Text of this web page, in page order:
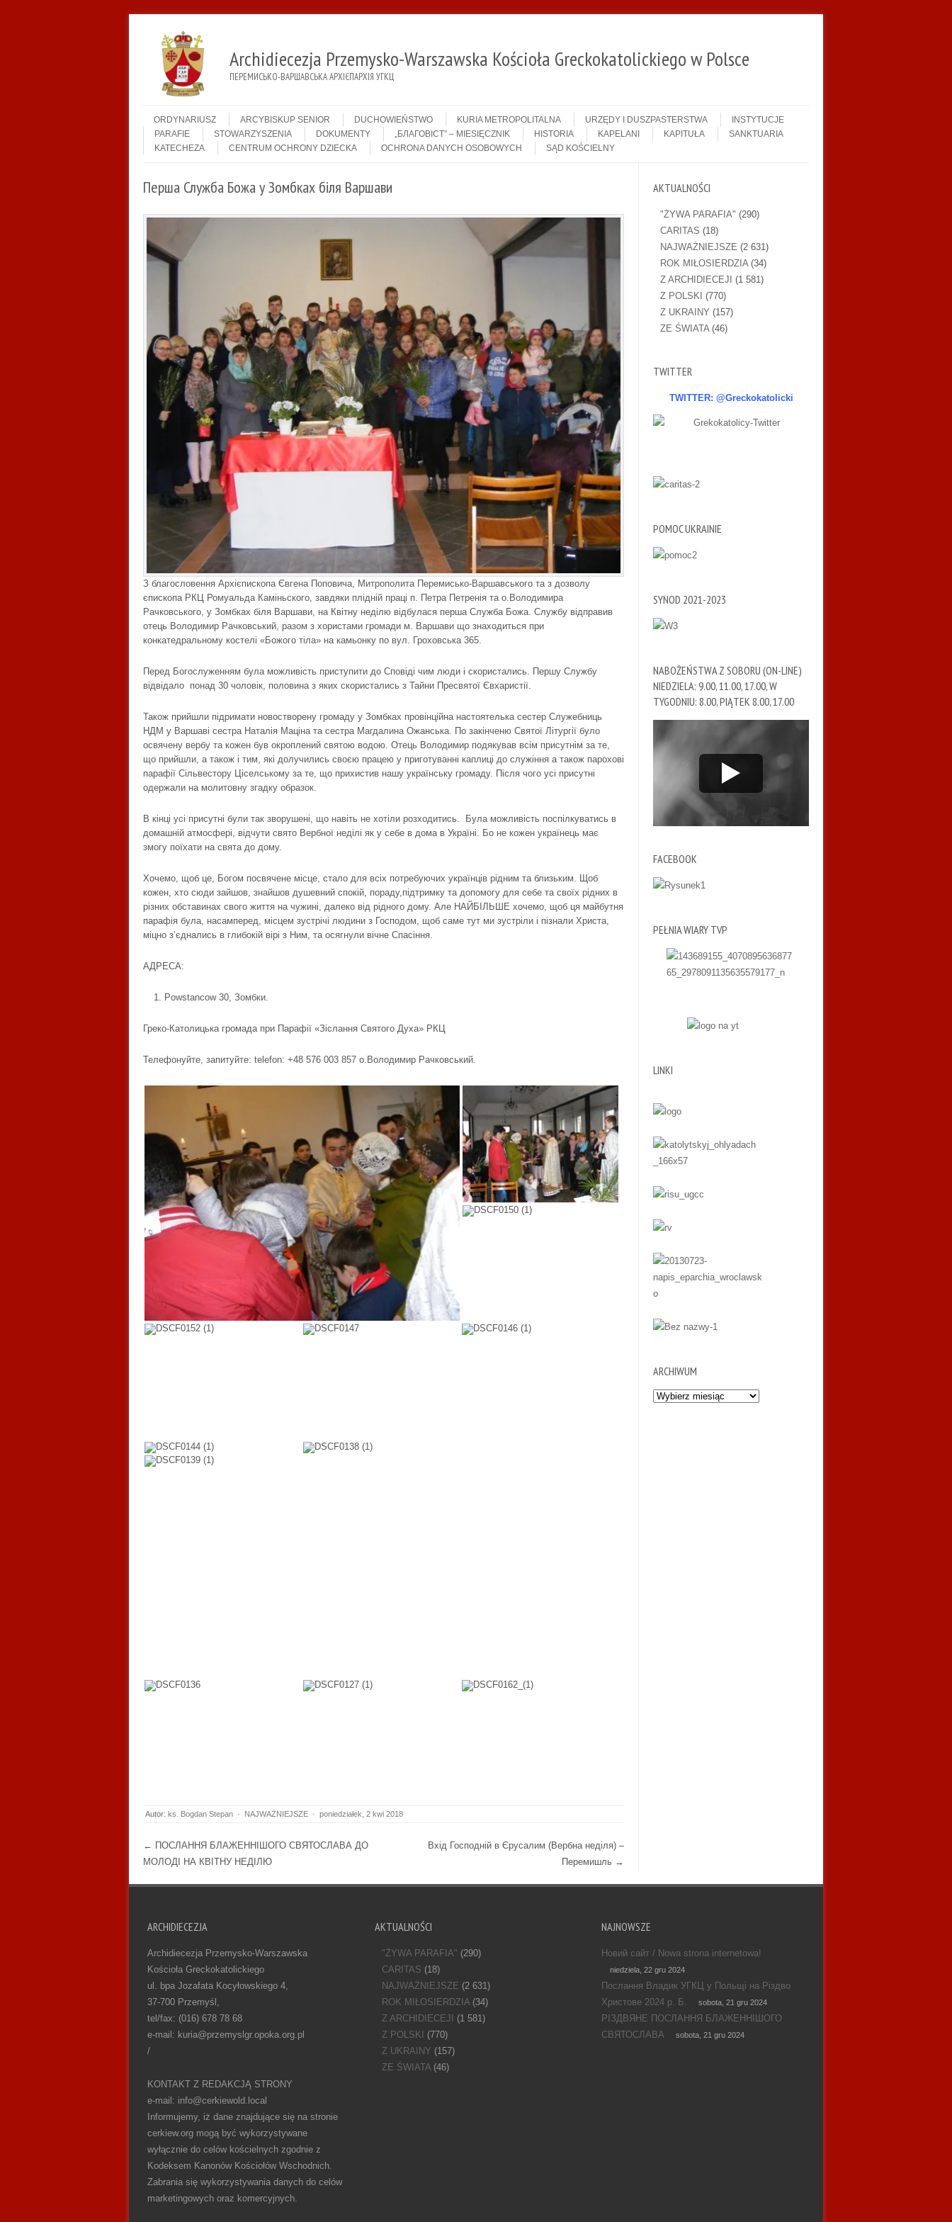
Archidiecezja Przemysko-Warszawska Kościoła Greckokatolickiego w Polsce
ПЕРЕМИСЬКО-ВАРШАВСЬКА АРХІЄПАРХІЯ УГКЦ
Menu
ORDYNARIUSZ
ARCYBISKUP SENIOR DUCHOWIEŃSTWO KURIA METROPOLITALNA URZĘDY I DUSZPASTERSTWA
INSTYTUCJE
PARAFIE
STOWARZYSZENIA DOKUMENTY „БЛАГОВІСТ” – MIESIĘCZNIK HISTORIA KAPELANI KAPITUŁA
SANKTUARIA
KATECHEZA
CENTRUM OCHRONY DZIECKA OCHRONA DANYCH OSOBOWYCH SĄD KOŚCIELNY
Перша Служба Божа у Зомбках біля Варшави
З благословення Архієпископа Євгена Поповича, Митрополита Перемисько-Варшавського та з дозволу
єпископа РКЦ Ромуальда Каміньского, завдяки плідній праці п. Петра Петренія та о.Володимира
Рачковського, у Зомбках біля Варшави, на Квітну неділю відбулася перша Служба Божа. Службу відправив
отець Володимир Рачковський, разом з хористами громади м. Варшави що знаходиться при
конкатедральному костелі «Божого тіла» на камьонку по вул. Гроховська 365.
Перед Богослуженням була можливість приступити до Сповіді чим люди і скористались. Першу Службу
відвідало понад 30 чоловік, половина з яких скористались з Тайни Пресвятої Євхаристії.
Також прийшли підримати новостворену громаду у Зомбках провінційна настоятелька сестер Служебниць
НДМ у Варшаві сестра Наталія Маціна та сестра Магдалина Ожанська. По закінченю Святої Літургії було
освячену вербу та кожен був окроплений святою водою. Отець Володимир подякував всім присутнім за те,
що прийшли, а також і тим, які долучились своєю працею у приготуванні каплиці до служіння а також парохові
парафії Сільвестору Ціселському за те, що прихистив нашу українську громаду. Після чого усі присутні
одержали на молитовну згадку образок.
В кінці усі присутні були так зворушені, що навіть не хотіли розходитись. Була можливість поспілкуватись в
домашній атмосфері, відчути свято Вербної неділі як у себе в дома в Україні. Бо не кожен українець має
змогу поїхати на свята до дому.
Хочемо, щоб це, Богом посвячене місце, стало для всіх потребуючих українців рідним та близьким. Щоб
кожен, хто сюди зайшов, знайшов душевний спокій, пораду,підтримку та допомогу для себе та своїх рідних в
різних обставинах свого життя на чужині, далеко від рідного дому. Але НАЙБІЛЬШЕ хочемо, щоб ця майбутня
парафія була, насамперед, місцем зустрічі людини з Господом, щоб саме тут ми зустріли і пізнали Христа,
міцно з’єднались в глибокій вірі з Ним, та осягнули вічне Спасіння.
АДРЕСА:
Powstancow 30, Зомбки.
Греко-Католицька громада при Парафії «Зіслання Святого Духа» РКЦ
Телефонуйте, запитуйте: telefon: +48 576 003 857 о.Володимир Рачковський.
Autor: ks. Bogdan Stepan · NAJWAŻNIEJSZE · poniedziałek, 2 kwi 2018
Post navigation
← ПОСЛАННЯ БЛАЖЕННІШОГО СВЯТОСЛАВА ДО
МОЛОДІ НА КВІТНУ НЕДІЛЮ
Вхід Господній в Єрусалим (Вербна неділя) –
Перемишль →
AKTUALNOŚCI
"ŻYWA PARAFIA" (290)
CARITAS (18)
NAJWAŻNIEJSZE (2 631)
ROK MIŁOSIERDZIA(34)
Z ARCHIDIECEJI (1 581)
Z POLSKI (770)
Z UKRAINY (157)
ZE ŚWIATA(46)
TWITTER
TWITTER: @Greckokatolicki
POMOC UKRAINIE
SYNOD 2021-2023
NABOŻEŃSTWA Z SOBORU (ON-LINE)
NIEDZIELA: 9.00, 11.00, 17.00, W
TYGODNIU: 8.00, PIĄTEK 8.00, 17.00
FACEBOOK
PEŁNIA WIARY TVP
LINKI
ARCHIWUM
Archiwum
ARCHIDIECEZJA
Archidiecezja Przemysko-Warszawska
Kościoła Greckokatolickiego
ul. bpa Jozafata Kocyłowskiego 4,
37-700 Przemyśl,
tel/fax: (016) 678 78 68
e-mail: kuria@przemyslgr.opoka.org.pl
/
KONTAKT Z REDAKCJĄ STRONY
e-mail: info@cerkiewold.local
Informujemy, iż dane znajdujące się na stronie
cerkiew.org mogą być wykorzystywane
wyłącznie do celów kościelnych zgodnie z
Kodeksem Kanonów Kościołów Wschodnich.
Zabrania się wykorzystywania danych do celów
marketingowych oraz komercyjnych.
AKTUALNOŚCI
"ŻYWA PARAFIA" (290)
CARITAS (18)
NAJWAŻNIEJSZE (2 631)
ROK MIŁOSIERDZIA(34)
Z ARCHIDIECEJI
(1 581)
Z POLSKI
(770)
Z UKRAINY (157)
ZE ŚWIATA(46)
NAJNOWSZE
Новий сайт / Nowa strona internetowa!
niedziela, 22 gru 2024
Послання Владик УГКЦ у Польщі на Різдво
Христове 2024 р. Б.
sobota, 21 gru 2024
РІЗДВЯНЕ ПОСЛАННЯ БЛАЖЕННІШОГО
СВЯТОСЛАВА
sobota, 21 gru 2024